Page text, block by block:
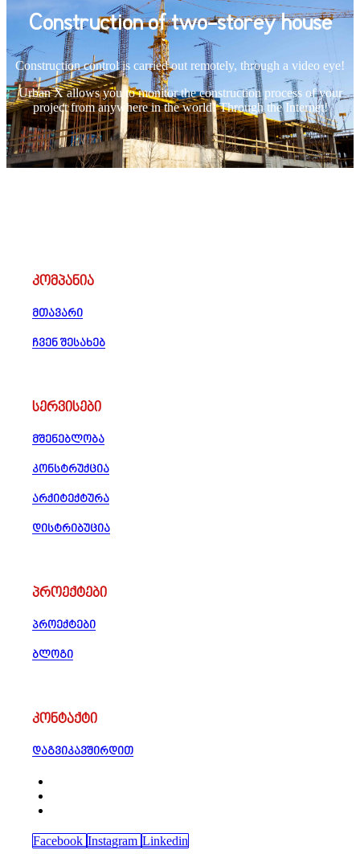
Construction of two-storey house
Construction control is carried out remotely, through a video eye!
Urban X allows you to monitor the construction process of your
project from anywhere in the world! Through the Internet!
კომპანია
მთავარი
ჩვენ შესახებ
სერვისები
მშენებლობა
კონსტრუქცია
არქიტექტურა
დისტრიბუცია
პროექტები
პროექტები
ბლოგი
კონტაქტი
დაგვიკავშირდით
Facebook Instagram Linkedin